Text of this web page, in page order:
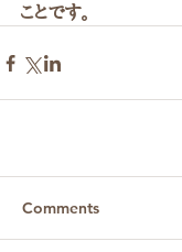
ことです。
Comments